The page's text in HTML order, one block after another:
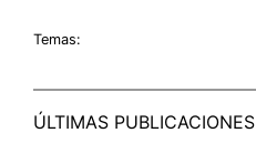
Temas:
ÚLTIMAS PUBLICACIONES